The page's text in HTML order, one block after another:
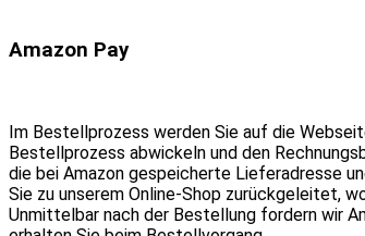
Amazon Pay
Im Bestellprozess werden Sie auf die
Bestellprozess abwickeln und den
die bei Amazon gespeicherte Lieferadresse
Sie zu unserem Online-Shop zurückgeleitet,
Unmittelbar nach der Bestellung fordern wir